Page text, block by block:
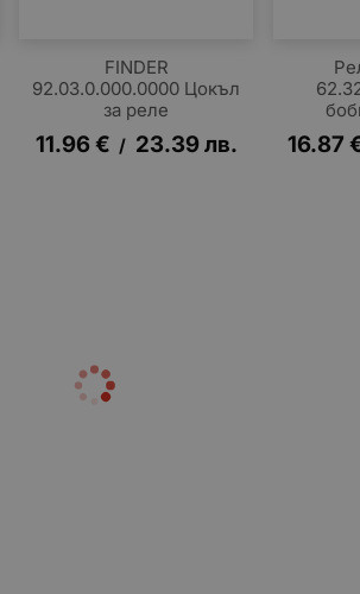
FINDER
92.03.0.000.0000 Цокъл
за реле
11.96€ / 23.39лв. 16.87